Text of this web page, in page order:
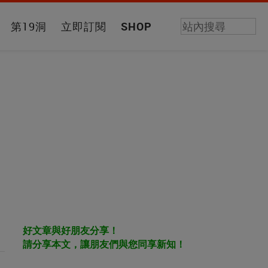
第19洞 立即訂閱 SHOP
好文章與好朋友分享！
請分享本文，讓朋友們與您同享新知！